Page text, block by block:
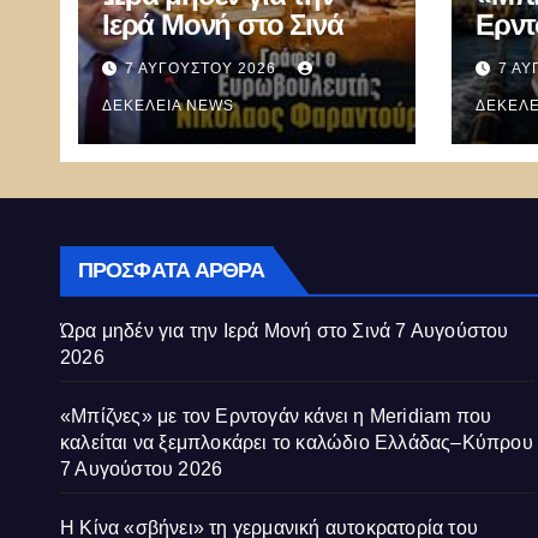
Ιερά Μονή στο Σινά
7 ΑΥΓΟΎΣΤΟΥ 2026
ΔΕΚΈΛΕΙΑ NEWS
7
ΠΡΌΣΦΑΤΑ ΆΡΘΡΑ
Ώρα μηδέν για την Ιερά Μονή στο Σινά 7 Αυγούστου
2026
«Μπίζνες» με τον Ερντογάν κάνει η Meridiam που
καλείται να ξεμπλοκάρει το καλώδιο Ελλάδας–Κύπρου
7 Αυγούστου 2026
Η Κίνα «σβήνει» τη γερμανική αυτοκρατορία του